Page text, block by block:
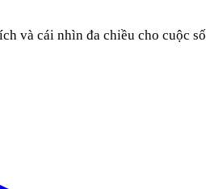
và cái nhìn đa chiều cho cuộc